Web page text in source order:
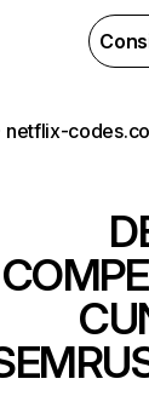
netflix-